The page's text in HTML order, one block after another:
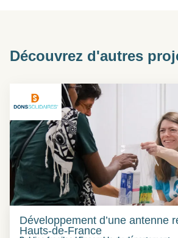
Découvrez d'autres
Développement d’une antenne
Hauts-de-France